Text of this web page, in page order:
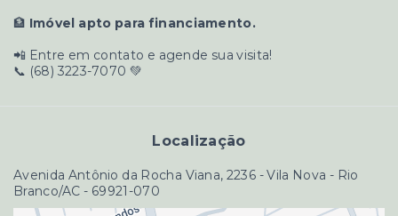
🏦 Imóvel apto para financiamento.
📲 Entre em contato e agende sua visita!
📞 (68) 3223-7070 💚
Localização
Avenida Antônio da Rocha Viana, 2236 - Vila Nova - Rio
Branco/AC - 69921-070